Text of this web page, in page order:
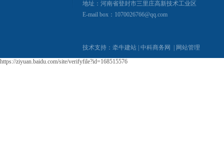
地址：河南省登封市三里庄高新技术工业区
E-mail box：1070026766@qq.com
技术支持： 牵牛建站 中科商务网
网站管理
https://ziyuan.baidu.com/site/verifyfile?id=168515576